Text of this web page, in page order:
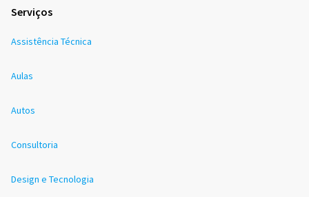
Serviços
Assistência Técnica
Aulas
Autos
Consultoria
Design e Tecnologia